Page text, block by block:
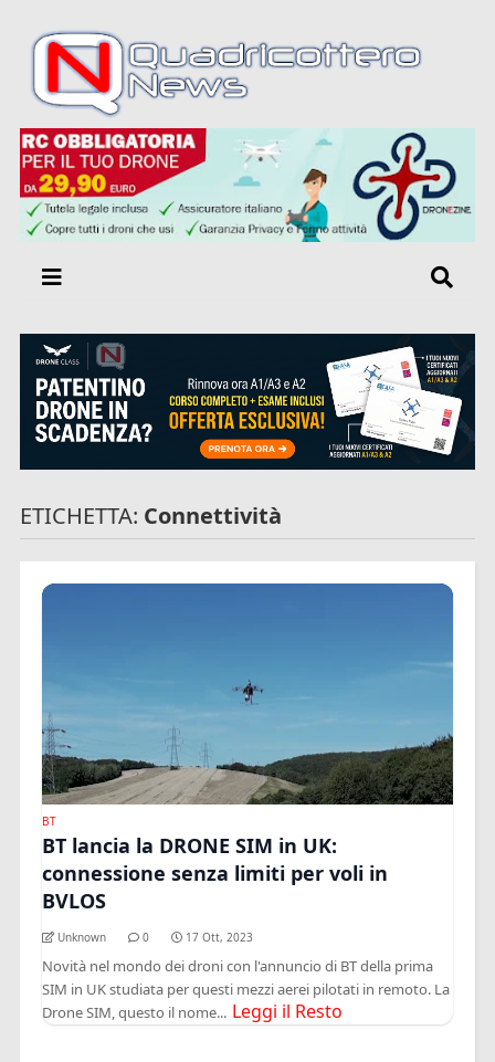
ETICHETTA: Connettività
BT
BT lancia la DRONE SIM in UK:
connessione senza limiti per voli in
BVLOS
Unknown 0 17 Ott, 2023
Novità nel mondo dei droni con l'annuncio di BT della prima
SIM in UK studiata per questi mezzi aerei pilotati in remoto. La
Drone SIM, questo il nome... Leggi il Resto